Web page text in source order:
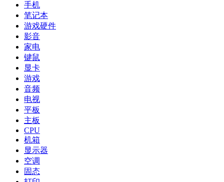
手机
笔记本
游戏硬件
影音
家电
键鼠
显卡
游戏
音频
电视
平板
主板
CPU
机箱
显示器
空调
固态